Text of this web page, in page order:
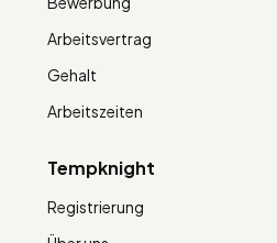
Arbeitsvertrag
Gehalt
Arbeitszeiten
Tempknight
Registrierung